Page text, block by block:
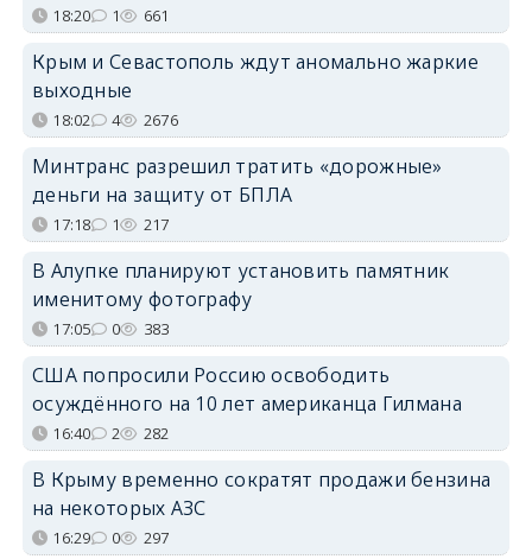
18:20 1 661
Крым и Севастополь ждут аномально жаркие
выходные
18:02 4 2676
Минтранс разрешил тратить «дорожные»
деньги на защиту от БПЛА
17:18 1 217
В Алупке планируют установить памятник
именитому фотографу
17:05 0 383
США попросили Россию освободить
осуждённого на 10 лет американца Гилмана
16:40 2 282
В Крыму временно сократят продажи бензина
на некоторых АЗС
16:29 0 297